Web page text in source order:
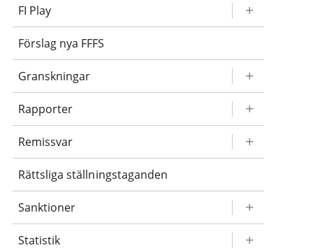
FI Play
Förslag nya FFFS
Granskningar
Rapporter
Remissvar
Rättsliga ställningstaganden
Sanktioner
Statistik